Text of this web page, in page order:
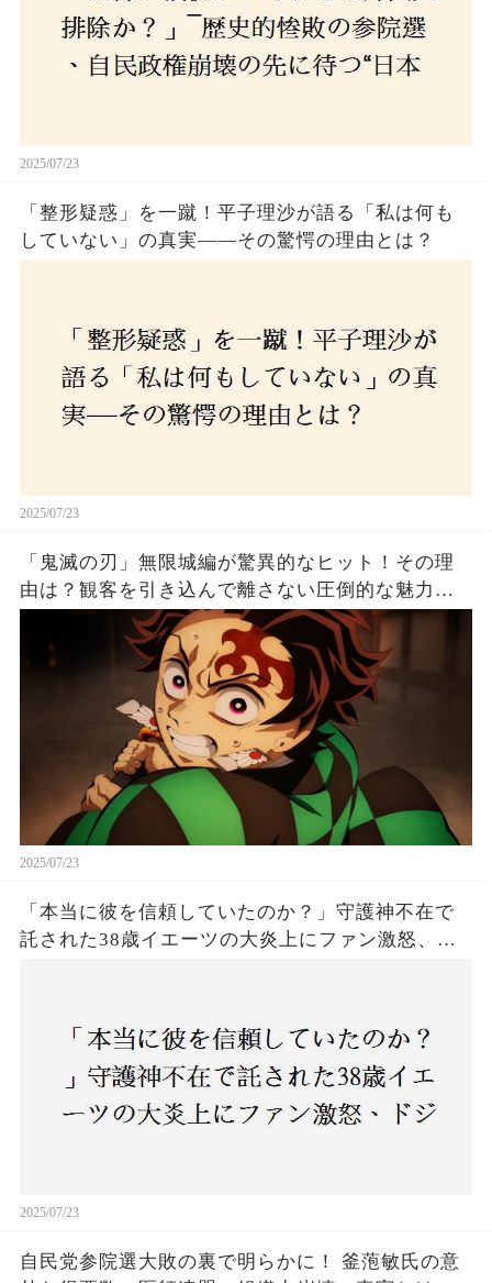
2025/07/23
「整形疑惑」を一蹴！平子理沙が語る「私は何も
していない」の真実——その驚愕の理由とは？
2025/07/23
「鬼滅の刃」無限城編が驚異的なヒット！その理
由は？観客を引き込んで離さない圧倒的な魅力と
2025/07/23
「本当に彼を信頼していたのか？」守護神不在で
託された38歳イエーツの大炎上にファン激怒、ド
2025/07/23
自民党参院選大敗の裏で明らかに！ 釜萢敏氏の意